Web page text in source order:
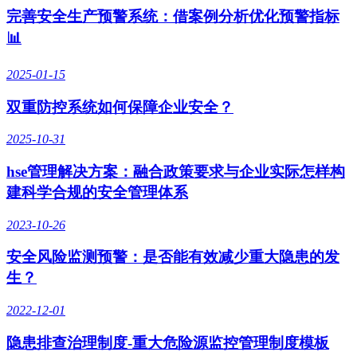
完善安全生产预警系统：借案例分析优化预警指标
📊
2025-01-15
双重防控系统如何保障企业安全？
2025-10-31
hse管理解决方案：融合政策要求与企业实际怎样构
建科学合规的安全管理体系
2023-10-26
安全风险监测预警：是否能有效减少重大隐患的发
生？
2022-12-01
隐患排查治理制度-重大危险源监控管理制度模板